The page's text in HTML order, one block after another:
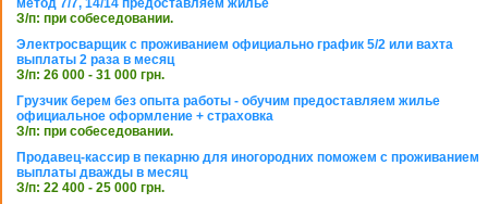
З/п: при собеседовании.
Электросварщик с проживанием официально график 5/2 или вахта
выплаты 2 раза в месяц
З/п: 26 000 - 31 000 грн.
Грузчик берем без опыта работы - обучим предоставляем жилье
официальное оформление + страховка
З/п: при собеседовании.
Продавец-кассир в пекарню для иногородних поможем с проживанием
выплаты дважды в месяц
З/п: 22 400 - 25 000 грн.